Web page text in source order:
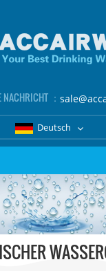
：
Deutsch